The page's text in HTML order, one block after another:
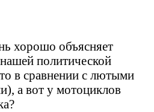
хорошо объясняет
политической
в сравнении с лютыми
а вот у мотоциклов